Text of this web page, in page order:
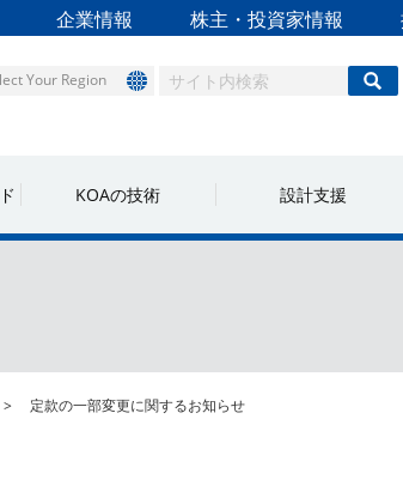
企業情報 株主・投資家情報
Your Region
KOAの技術 設計支援
定款の一部変更に関するお知らせ